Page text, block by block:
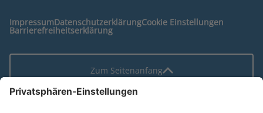
ImpressumDatenschutzerklärungCookie Einstellungen
Barrierefreiheitserklärung
Zum Seitenanfang